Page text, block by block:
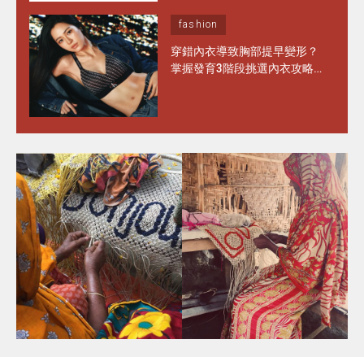
fashion
穿錯內衣導致胸部提早變形？
掌握發育3階段挑選內衣攻略